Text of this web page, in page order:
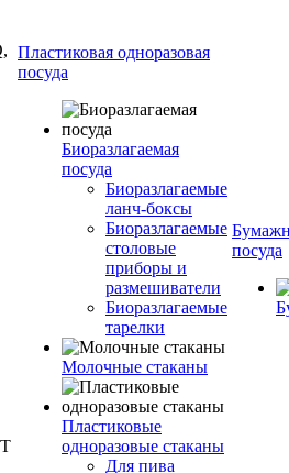
Пластиковая одноразовая
посуда
Биоразлагаемая
посуда
Биоразлагаемые
ланч-боксы
Биоразлагаемые
столовые
приборы и
размешиватели
Биоразлагаемые
тарелки
Молочные стаканы
Пластиковые
одноразовые стаканы
Для пива
посуда